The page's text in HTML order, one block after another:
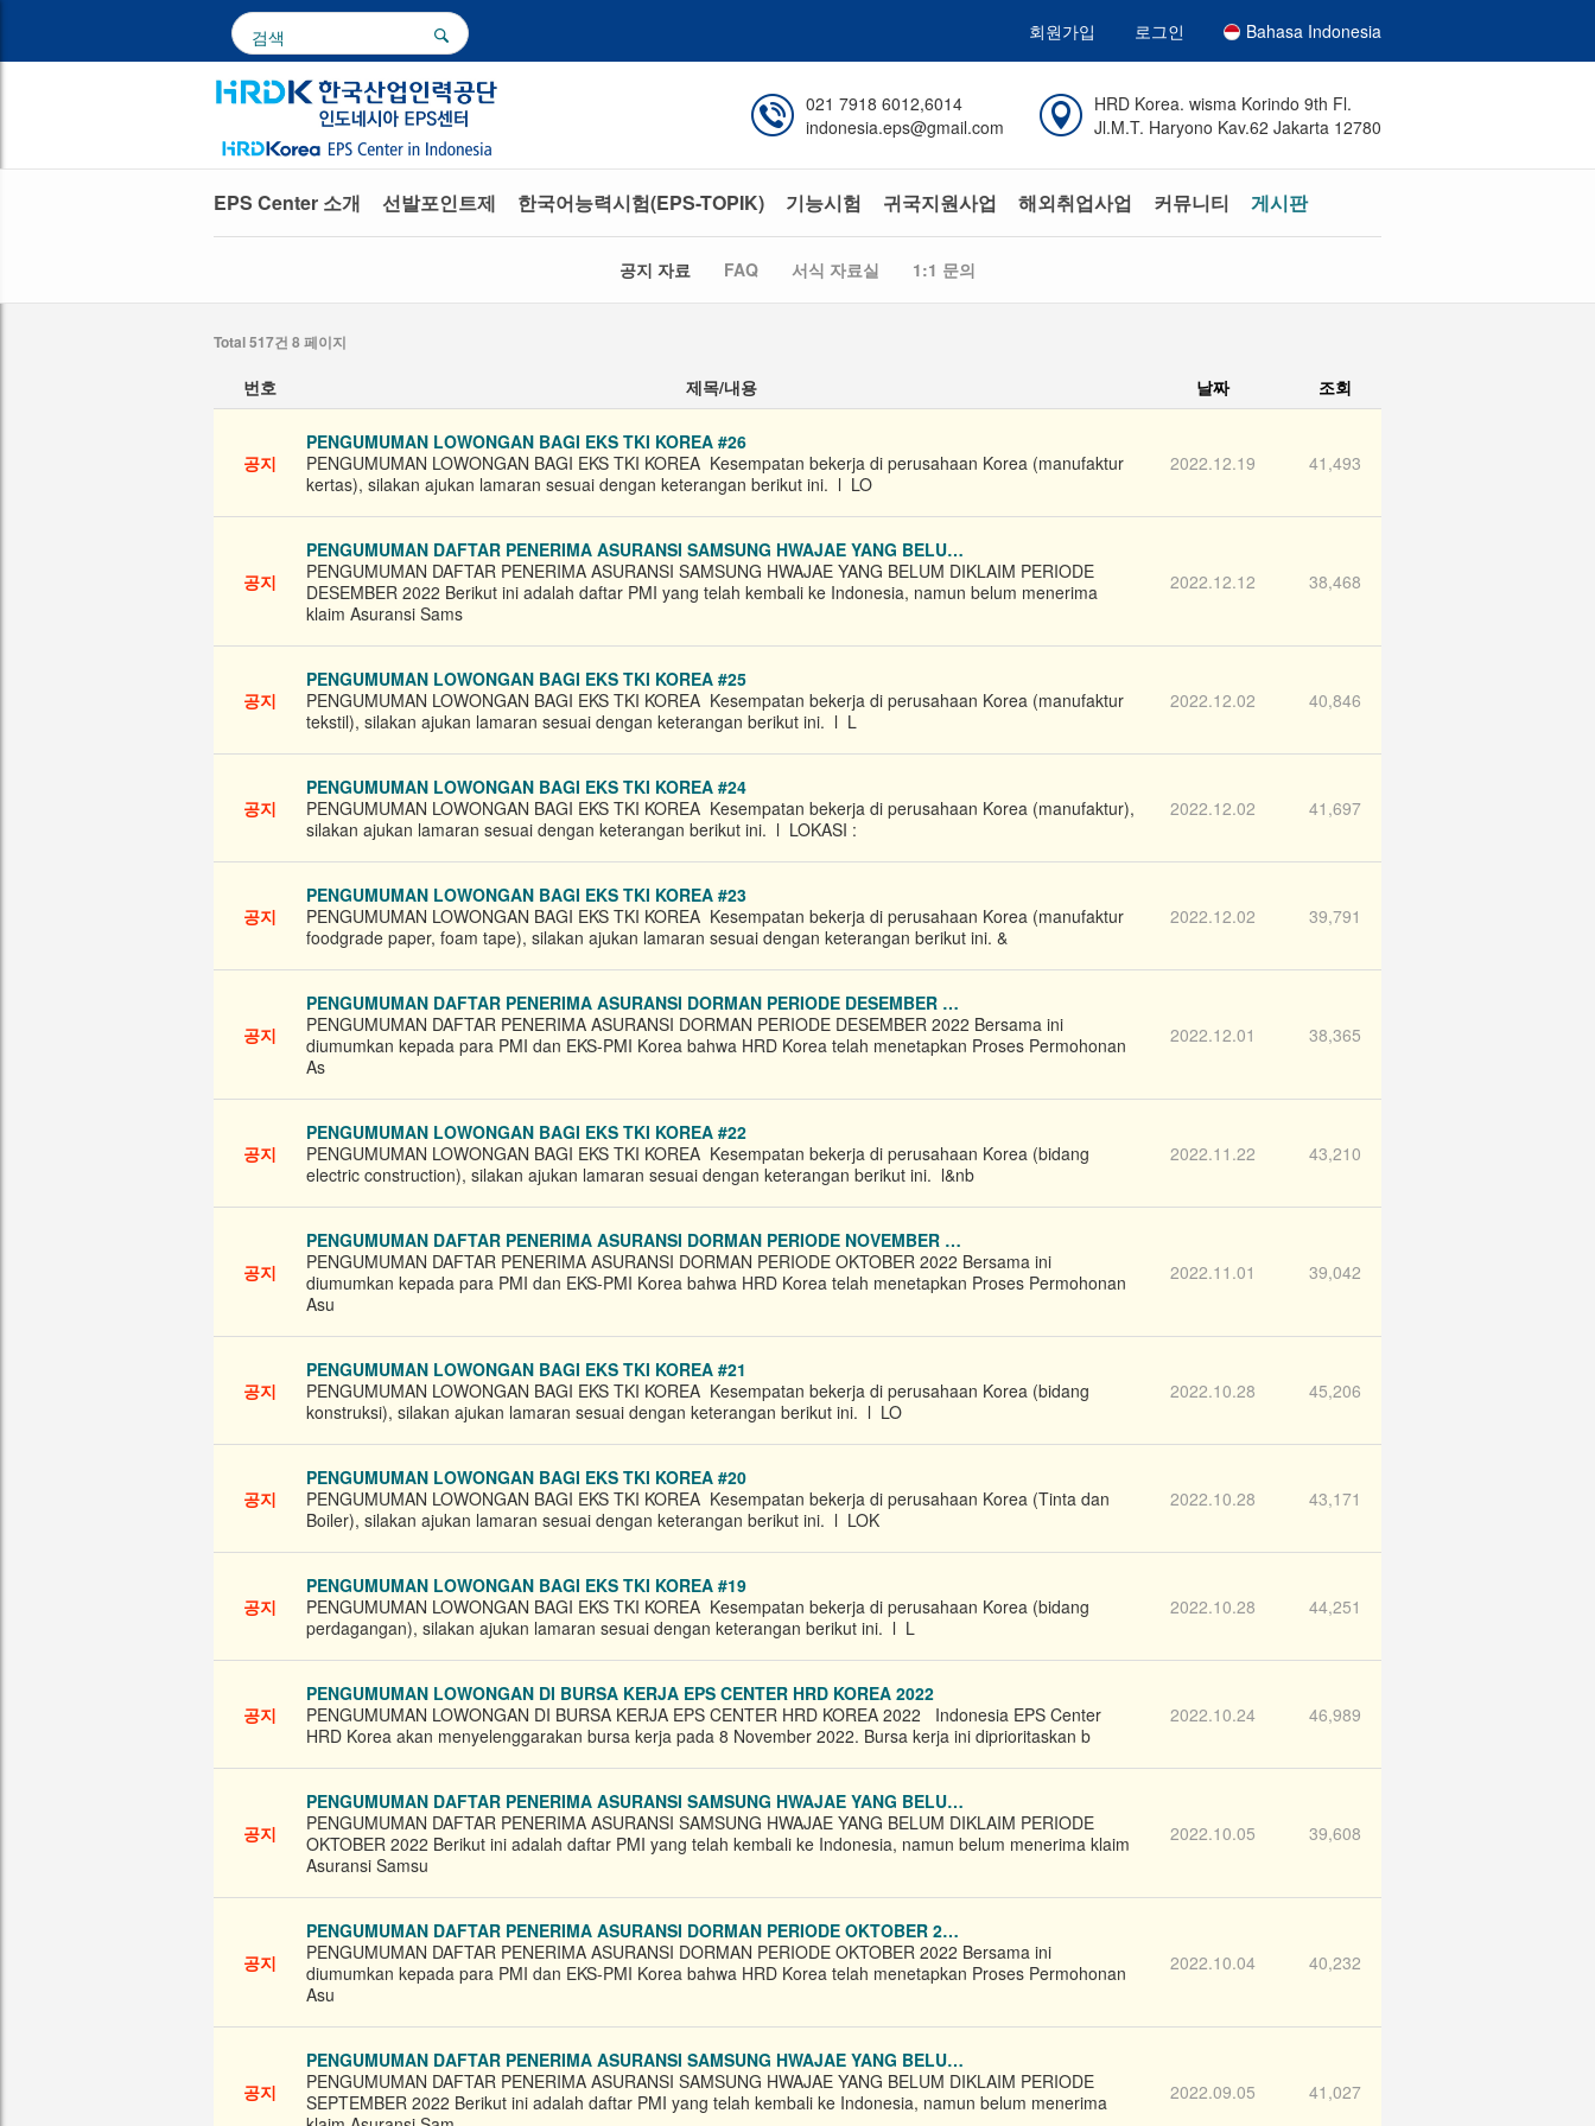
회원가입 로그인 Bahasa Indonesia
021 7918 6012,6014
indonesia.eps@gmail.com
HRD Korea. wisma Korindo 9th Fl.
Jl.M.T. Haryono Kav.62 Jakarta 12780
EPS Center 소개 선발포인트제 한국어능력시험(EPS-TOPIK) 기능시험 귀국지원사업 해외취업사업 커뮤니티 게시판
공지 자료 FAQ 서식 자료실 1:1 문의
Total 517건 8 페이지
번호 제목/내용 날짜 조회
공지
PENGUMUMAN LOWONGAN BAGI EKS TKI KOREA​ #26
PENGUMUMAN LOWONGAN BAGI EKS TKI KOREA​ Kesempatan bekerja di perusahaan Korea (manufaktur
kertas), silakan ajukan lamaran sesuai dengan keterangan berikut ini. l LO
2022.12.19 41,493
공지
PENGUMUMAN DAFTAR PENERIMA ASURANSI SAMSUNG HWAJAE YANG BELU…
PENGUMUMAN DAFTAR PENERIMA ASURANSI SAMSUNG HWAJAE YANG BELUM DIKLAIM PERIODE
DESEMBER 2022 Berikut ini adalah daftar PMI yang telah kembali ke Indonesia, namun belum menerima
klaim Asuransi Sams
2022.12.12 38,468
공지
PENGUMUMAN LOWONGAN BAGI EKS TKI KOREA​ #25
PENGUMUMAN LOWONGAN BAGI EKS TKI KOREA​ Kesempatan bekerja di perusahaan Korea (manufaktur
tekstil), silakan ajukan lamaran sesuai dengan keterangan berikut ini. l L
2022.12.02 40,846
공지
PENGUMUMAN LOWONGAN BAGI EKS TKI KOREA​ #24
PENGUMUMAN LOWONGAN BAGI EKS TKI KOREA​ Kesempatan bekerja di perusahaan Korea (manufaktur),
silakan ajukan lamaran sesuai dengan keterangan berikut ini. l LOKASI :
2022.12.02 41,697
공지
PENGUMUMAN LOWONGAN BAGI EKS TKI KOREA​ #23
PENGUMUMAN LOWONGAN BAGI EKS TKI KOREA​ Kesempatan bekerja di perusahaan Korea (manufaktur
foodgrade paper, foam tape), silakan ajukan lamaran sesuai dengan keterangan berikut ini. &
2022.12.02 39,791
공지
PENGUMUMAN DAFTAR PENERIMA ASURANSI DORMAN PERIODE DESEMBER …
PENGUMUMAN DAFTAR PENERIMA ASURANSI DORMAN PERIODE DESEMBER 2022 Bersama ini
diumumkan kepada para PMI​ dan EKS-PMI​ Korea bahwa HRD Korea telah menetapkan Proses Permohonan
As
2022.12.01 38,365
공지
PENGUMUMAN LOWONGAN BAGI EKS TKI KOREA​ #22
PENGUMUMAN LOWONGAN BAGI EKS TKI KOREA​ Kesempatan bekerja di perusahaan Korea (bidang
electric construction), silakan ajukan lamaran sesuai dengan keterangan berikut ini. l&nb
2022.11.22 43,210
공지
PENGUMUMAN DAFTAR PENERIMA ASURANSI DORMAN PERIODE NOVEMBER …
PENGUMUMAN DAFTAR PENERIMA ASURANSI DORMAN PERIODE OKTOBER 2022 Bersama ini
diumumkan kepada para PMI​ dan EKS-PMI​ Korea bahwa HRD Korea telah menetapkan Proses Permohonan
Asu
2022.11.01 39,042
공지
PENGUMUMAN LOWONGAN BAGI EKS TKI KOREA​ #21
PENGUMUMAN LOWONGAN BAGI EKS TKI KOREA​ Kesempatan bekerja di perusahaan Korea (bidang
konstruksi), silakan ajukan lamaran sesuai dengan keterangan berikut ini. l LO
2022.10.28 45,206
공지
PENGUMUMAN LOWONGAN BAGI EKS TKI KOREA​ #20
PENGUMUMAN LOWONGAN BAGI EKS TKI KOREA​ Kesempatan bekerja di perusahaan Korea (Tinta dan
Boiler), silakan ajukan lamaran sesuai dengan keterangan berikut ini. l LOK
2022.10.28 43,171
공지
PENGUMUMAN LOWONGAN BAGI EKS TKI KOREA​ #19
PENGUMUMAN LOWONGAN BAGI EKS TKI KOREA​ Kesempatan bekerja di perusahaan Korea (bidang
perdagangan), silakan ajukan lamaran sesuai dengan keterangan berikut ini. l L
2022.10.28 44,251
공지
PENGUMUMAN LOWONGAN DI BURSA KERJA EPS CENTER HRD KOREA 2022
PENGUMUMAN LOWONGAN DI BURSA KERJA EPS CENTER HRD KOREA 2022​ Indonesia EPS Center
HRD Korea akan menyelenggarakan bursa kerja pada 8 November 2022. Bursa kerja ini diprioritaskan b
2022.10.24 46,989
공지
PENGUMUMAN DAFTAR PENERIMA ASURANSI SAMSUNG HWAJAE YANG BELU…
PENGUMUMAN DAFTAR PENERIMA ASURANSI SAMSUNG HWAJAE YANG BELUM DIKLAIM PERIODE
OKTOBER 2022 Berikut ini adalah daftar PMI yang telah kembali ke Indonesia, namun belum menerima klaim
Asuransi Samsu
2022.10.05 39,608
공지
PENGUMUMAN DAFTAR PENERIMA ASURANSI DORMAN PERIODE OKTOBER 2…
PENGUMUMAN DAFTAR PENERIMA ASURANSI DORMAN PERIODE OKTOBER 2022 Bersama ini
diumumkan kepada para PMI​ dan EKS-PMI​ Korea bahwa HRD Korea telah menetapkan Proses Permohonan
Asu
2022.10.04 40,232
공지
PENGUMUMAN DAFTAR PENERIMA ASURANSI SAMSUNG HWAJAE YANG BELU…
PENGUMUMAN DAFTAR PENERIMA ASURANSI SAMSUNG HWAJAE YANG BELUM DIKLAIM PERIODE
SEPTEMBER 2022 Berikut ini adalah daftar PMI yang telah kembali ke Indonesia, namun belum menerima
2022.09.05 41,027